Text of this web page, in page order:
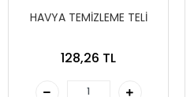
HAVYA TEMİZLEME TELİ
128,26 TL